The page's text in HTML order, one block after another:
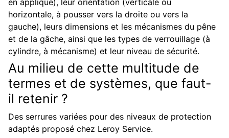
en applique), leur orientation (verticale ou
horizontale, à pousser vers la droite ou vers la
gauche), leurs dimensions et les mécanismes du pêne
et de la gâche, ainsi que les types de verrouillage (à
cylindre, à mécanisme) et leur niveau de sécurité.
Au milieu de cette multitude de
termes et de systèmes, que faut-
il retenir ?
Des serrures variées pour des niveaux de protection
adaptés proposé chez Leroy Service.